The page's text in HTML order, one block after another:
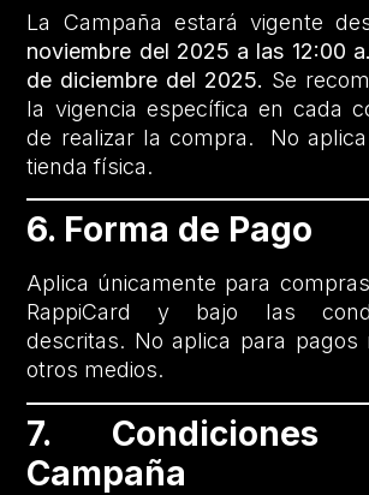
La Campaña estará vigente
noviembre del 2025 a las 12:00
de diciembre del 2025. Se
la vigencia específica en cada
de realizar la compra. No
tienda física.
6. Forma de Pago
Aplica únicamente para
RappiCard y bajo las
descritas. No aplica para pagos
otros medios.
7.
Campaña